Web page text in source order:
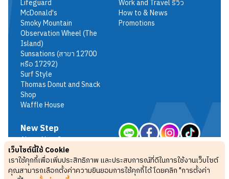
เว็บไซต์นี้ใช้ Cookie
เราใช้คุกกี้เพื่อเพิ่มประสิทธิภาพ และประสบการณ์ที่ดีในการใช้งานเว็บไซต์
คุณสามารถเลือกตั้งค่าความยินยอมการใช้คุกกี้ได้ โดยคลิก "การตั้งค่า
Lifeguard
McDonald's
Smoky Mountain
Observation Wheel (The
Island)
Sunsations (สาขา 12700
หรือ 17292)
Surf Style
Thomas Donut and Snack
Shop
Waffle House
Work and Travel รีวิว
How to & News
Promotions
New Step
About New Step
Terms & Conditions
Privacy Policy
FAQ